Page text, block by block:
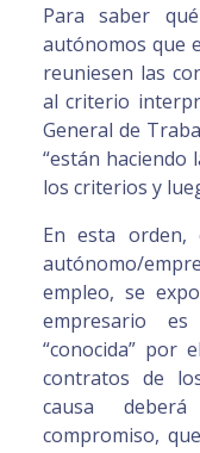
Para saber
autónomos que
reuniesen las
al criterio
General de
“están haciendo
los criterios y
En esta orden,
autónomo/
empleo, se
empresario
“conocida” por
contratos de
causa
compromiso,